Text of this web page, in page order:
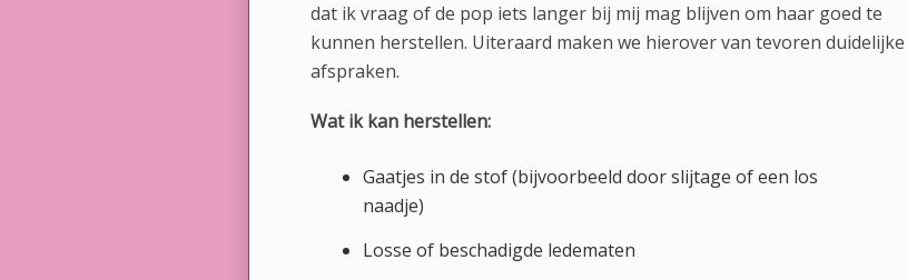
dat ik vraag of de pop iets langer bij mij mag blijven om haar goed te
kunnen herstellen. Uiteraard maken we hierover van tevoren duidelijke
afspraken.
Wat ik kan herstellen:
Gaatjes in de stof (bijvoorbeeld door slijtage of een los
naadje)
Losse of beschadigde ledematen